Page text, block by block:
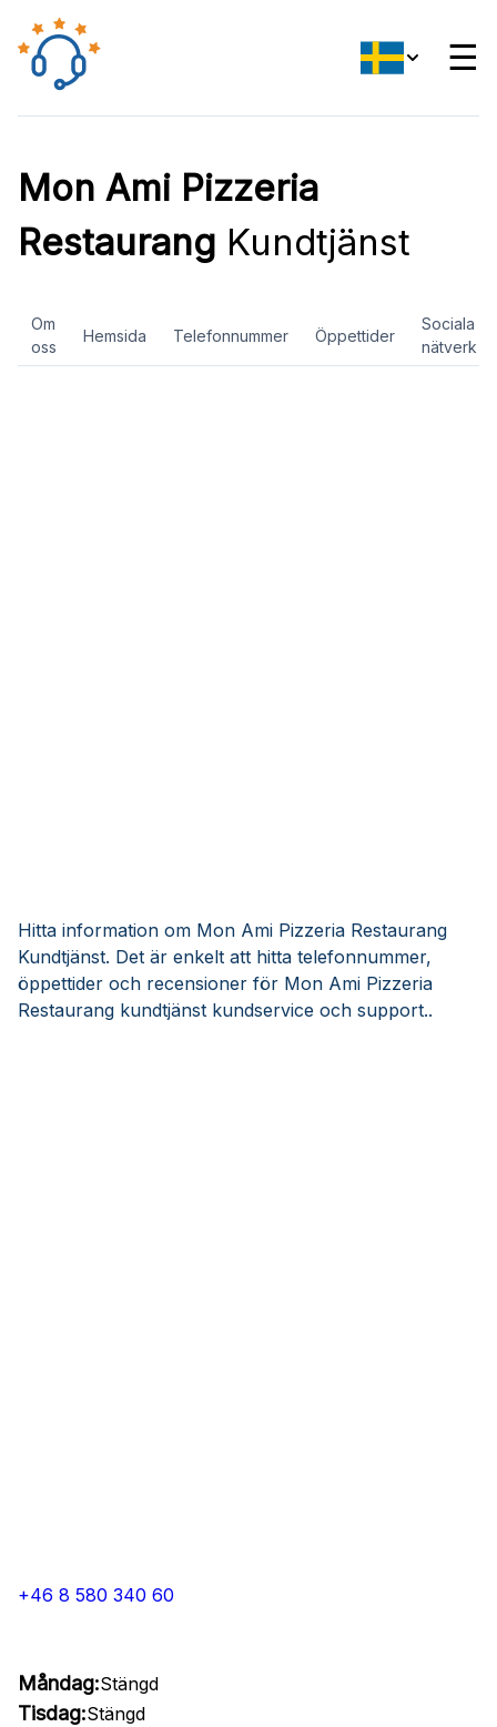
☰
Mon Ami Pizzeria
Restaurang Kundtjänst
Om
oss
Hemsida Telefonnummer Öppettider
Sociala
nätverk
Hitta information om Mon Ami Pizzeria Restaurang
Kundtjänst. Det är enkelt att hitta telefonnummer,
öppettider och recensioner för Mon Ami Pizzeria
Restaurang kundtjänst kundservice och support..
+46 8 580 340 60
Måndag:Stängd
Tisdag:Stängd